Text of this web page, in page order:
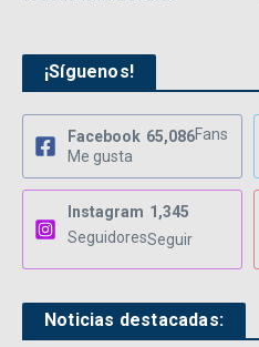
¡Síguenos!
Facebook 65,086Fans
Me gusta
Instagram 1,345
SeguidoresSeguir
Noticias destacadas: